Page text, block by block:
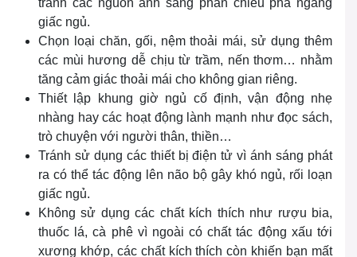
tránh các nguồn ánh sáng phản chiếu phá ngang
giấc ngủ.
Chọn loại chăn, gối, nệm thoải mái, sử dụng thêm
các mùi hương dễ chịu từ trầm, nến thơm… nhằm
tăng cảm giác thoải mái cho không gian riêng.
Thiết lập khung giờ ngủ cố định, vận động nhẹ
nhàng hay các hoạt động lành mạnh như đọc sách,
trò chuyện với người thân, thiền…
Tránh sử dụng các thiết bị điện tử vì ánh sáng phát
ra có thể tác động lên não bộ gây khó ngủ, rối loạn
giấc ngủ.
Không sử dụng các chất kích thích như rượu bia,
thuốc lá, cà phê vì ngoài có chất tác động xấu tới
xương khớp, các chất kích thích còn khiến bạn mất